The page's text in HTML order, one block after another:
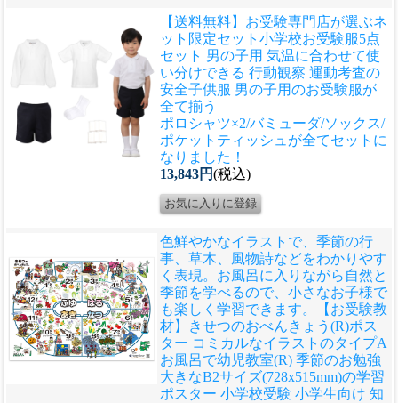
【送料無料】お受験専門店が選ぶネ
ット限定セット 小学校お受験服5点
セット 男の子用 気温に合わせて使
い分けできる 行動観察 運動考査の
安全子供服 男の子用のお受験服が
全て揃う
ポロシャツ×2/バミューダ/ソックス/
ポケットティッシュが全てセットに
なりました！
13,843円(税込)
色鮮やかなイラストで、季節の行
事、草木、風物詩などをわかりやす
く表現。お風呂に入りながら自然と
季節を学べるので、小さなお子様で
も楽しく学習できます。
【お受験教
材】きせつのおべんきょう(R)ポス
ター コミカルなイラストのタイプA
お風呂で幼児教室(R) 季節のお勉強
大きなB2サイズ(728x515mm)の学習
ポスター 小学校受験 小学生向け 知